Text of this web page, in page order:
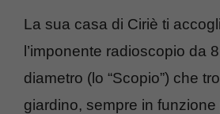
La sua casa di Ciriè ti
l’imponente radioscopio da
diametro (lo “Scopio”) che
giardino, sempre in